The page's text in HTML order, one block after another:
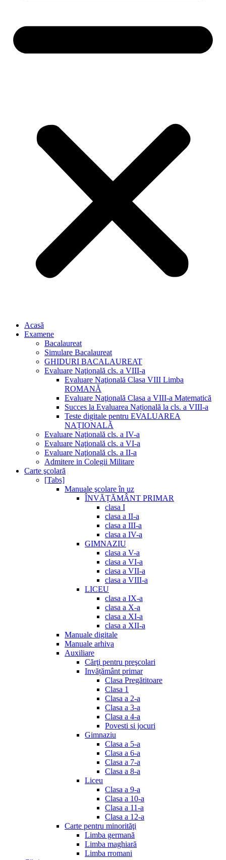
Acasă
Examene
Bacalaureat
Simulare Bacalaureat
GHIDURI BACALAUREAT
Evaluare Naţională cls. a VIII-a
Evaluare Naţională Clasa VIII Limba
ROMANĂ
Evaluare Naţională Clasa a VIII-a Matematică
Succes la Evaluarea Națională la cls. a VIII-a
Teste digitale pentru EVALUAREA
NAȚIONALĂ
Evaluare Naţională cls. a IV-a
Evaluare Naţională cls. a VI-a
Evaluare Naţională cls. a II-a
Admitere in Colegii Militare
Carte şcolară
[Tabs]
Manuale şcolare în uz
ÎNVĂȚĂMÂNT PRIMAR
clasa I
clasa a II-a
clasa a III-a
clasa a IV-a
GIMNAZIU
clasa a V-a
clasa a VI-a
clasa a VII-a
clasa a VIII-a
LICEU
clasa a IX-a
clasa a X-a
clasa a XI-a
clasa a XII-a
Manuale digitale
Manuale arhiva
Auxiliare
Cărţi pentru preşcolari
Invățământ primar
Clasa Pregătitoare
Clasa 1
Clasa a 2-a
Clasa a 3-a
Clasa a 4-a
Povesti si jocuri
Gimnaziu
Clasa a 5-a
Clasa a 6-a
Clasa a 7-a
Clasa a 8-a
Liceu
Clasa a 9-a
Clasa a 10-a
Clasa a 11-a
Clasa a 12-a
Carte pentru minorităţi
Limba germană
Limba maghiară
Limba rromani